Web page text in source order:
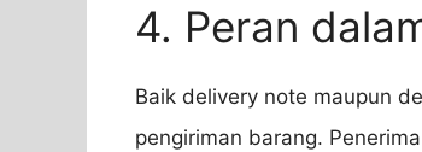
4. Peran
Baik delivery note maupun
pengiriman barang.